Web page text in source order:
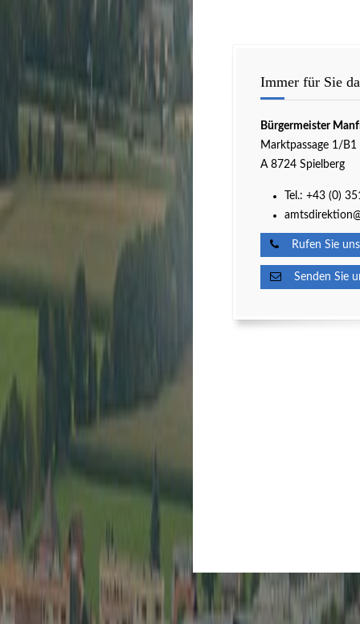
Immer für Sie
Bürgermeister
Marktpassage 1/B1
A 8724 Spielberg
Tel.: +43 (0)
Rufen Sie
Senden Sie